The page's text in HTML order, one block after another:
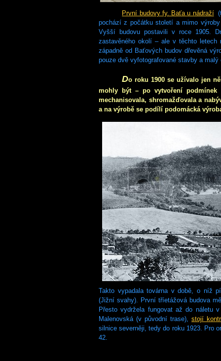
První budovy fy. Baťa u nádraží
pochází z počátku století a mimo
Vyšší budovu postavili v roce 1905.
zastavěného okolí – ale v těchto
západně od Baťových budov dřevěná
pouze dvě vyfotografované stavby a
Do roku 1900 se užívalo jen
mohly být – po vytvoření podmínek
mechanisovala, shromažďovala a
a na výrobě se podílí podomácká
Takto vypadala továrna v době, o níž
(Jižní svahy). První tříetážová budova
Přesto vydržela fungovat až do náletu
Malenovská (v původní trase), stojí
silnice severněji, tedy do roku 1923. Pro
42.